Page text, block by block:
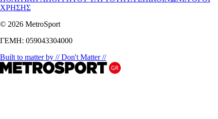
ΧΡΗΣΗΣ
© 2026 MetroSport
ΓΕΜΗ: 059043304000
Built to matter by // Don't Matter //